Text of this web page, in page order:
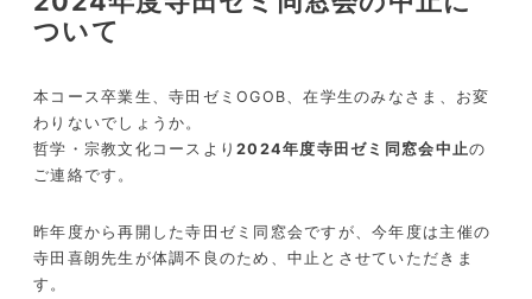
ついて
本コース卒業生、寺田ゼミOGOB、在学生のみなさま、お変
わりないでしょうか。
哲学・宗教文化コースより2024年度寺田ゼミ同窓会中止の
ご連絡です。
昨年度から再開した寺田ゼミ同窓会ですが、今年度は主催の
寺田喜朗先生が体調不良のため、中止とさせていただきま
す。